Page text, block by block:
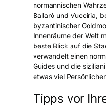
normannischen
Ballarò und Vucciria,
byzantinischer
Innenräume der Welt
beste Blick auf die
verwandelt einen
Guides und die
etwas viel
Tipps vor